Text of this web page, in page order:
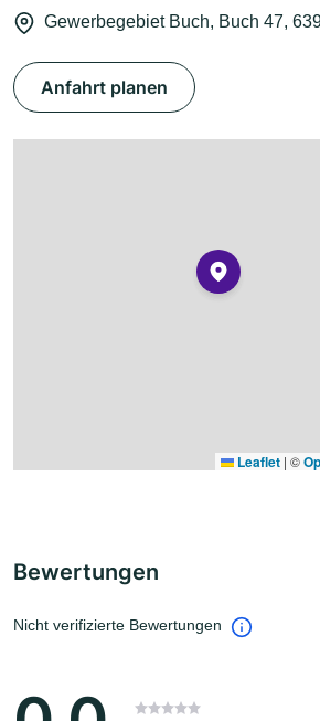
Gewerbegebiet Buch, Buch 47,
Anfahrt planen
Leaflet | ©
Bewertungen
Nicht verifizierte Bewertungen